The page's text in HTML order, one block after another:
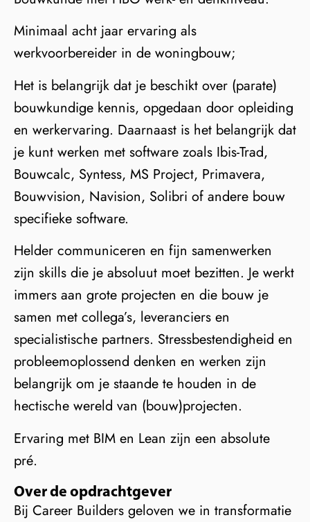
Minimaal acht jaar ervaring als
werkvoorbereider in de woningbouw;
Het is belangrijk dat je beschikt over (parate)
bouwkundige kennis, opgedaan door opleiding
en werkervaring. Daarnaast is het belangrijk dat
je kunt werken met software zoals Ibis-Trad,
Bouwcalc, Syntess, MS Project, Primavera,
Bouwvision, Navision, Solibri of andere bouw
specifieke software.
Helder communiceren en fijn samenwerken
zijn skills die je absoluut moet bezitten. Je werkt
immers aan grote projecten en die bouw je
samen met collega’s, leveranciers en
specialistische partners. Stressbestendigheid en
probleemoplossend denken en werken zijn
belangrijk om je staande te houden in de
hectische wereld van (bouw)projecten.
Ervaring met BIM en Lean zijn een absolute
pré.
Over de opdrachtgever
Bij Career Builders geloven we in transformatie